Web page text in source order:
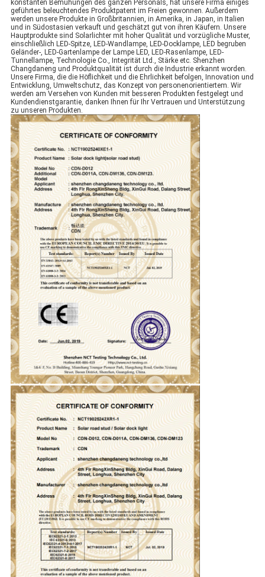
konstanten Bemühungen des ganzen Personals, hat unsere Firma einiges
geführtes beleuchtendes Produktpatent im Freien gewonnen. Außerdem
werden unsere Produkte in Großbritannien, in Amerika, in Japan, in Italien
und in Südostasien verkauft und geschätzt gut von ihren Käufern. Unsere
Hauptprodukte sind Solarlichter mit hoher Qualität und vorzügliche Muster,
einschließlich LED-Spitze, LED-Wandlampe, LED-Docklampe, LED begruben
Geländer-, LED-Gartenlampe der Lampe LED, LED-Rasenlampe, LED-
Tunnellampe, Technologie Co., Integrität Ltd., Stärke etc. Shenzhen
Changdaneng und Produktqualität ist durch die Industrie erkannt worden.
Unsere Firma, die die Höflichkeit und die Ehrlichkeit befolgen, Innovation und
Entwicklung, Umweltschutz, das Konzept von personenorientiertem. Wir
werden am Versehen von Kunden mit besseren Produkten festgelegt und
Kundendienstgarantie, danken Ihnen für Ihr Vertrauen und Unterstützung
zu unseren Produkten.